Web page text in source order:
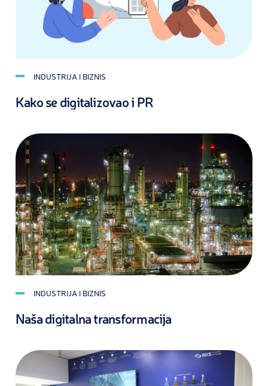
INDUSTRIJA I BIZNIS
Kako se digitalizovao i PR
INDUSTRIJA I BIZNIS
Naša digitalna transformacija